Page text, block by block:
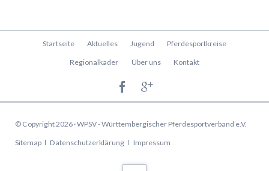
Navigation
Startseite Aktuelles Jugend Pferdesportkreise
Regionalkader Über uns Kontakt
© Copyright 2026 · WPSV - Württembergischer Pferdesportverband e.V.
Navigation
Sitemap Datenschutzerklärung Impressum